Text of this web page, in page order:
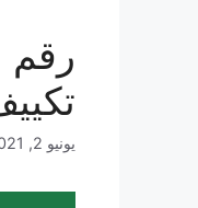
يونيو 2, 2021